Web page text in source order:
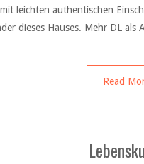
leichten authentischen
dieses Hauses. Mehr DL
Read